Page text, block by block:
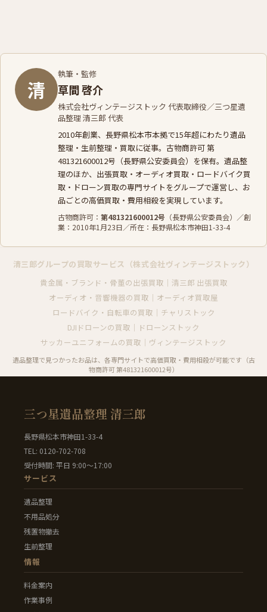
清
執筆・監修
草間 啓介
株式会社ヴィンテージストック 代表取締役／三つ星遺
品整理 清三郎 代表
2010年創業、長野県松本市本拠で15年超にわたり遺品
整理・生前整理・買取に従事。古物商許可 第
481321600012号（長野県公安委員会）を保有。遺品整
理のほか、 出張買取 ・ オーディオ買取 ・ ロードバイク買
取 ・ ドローン買取の専門サイトをグループで運営し、お
品ごとの高価買取・費用相殺を実現しています。
古物商許可： 第481321600012号 （長野県公安委員会）／創
業：2010年1月23日／所在：長野県松本市神田1-33-4
清三郎グループの買取サービス（株式会社ヴィンテージストック）
貴金属・ブランド・骨董の出張買取｜清三郎 出張買取
オーディオ・音響機器の買取｜オーディオ買取屋
ロードバイク・自転車の買取｜チャリストック
DJIドローンの買取｜ドローンストック
サッカーユニフォームの買取｜ヴィンテージストック
遺品整理で見つかったお品は、各専門サイトで高価買取・費用相殺が可能です（古
物商許可 第481321600012号）
三つ星遺品整理 清三郎
長野県松本市神田1-33-4
TEL: 0120-702-708
受付時間: 平日 9:00〜17:00
サービス
遺品整理
不用品処分
残置物撤去
生前整理
情報
料金案内
作業事例